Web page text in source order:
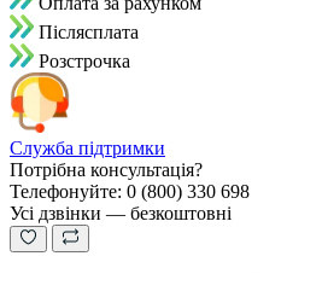
Пiслясплата
Розстрочка
Служба підтримки
Потрібна консультація?
Телефонуйте: 0 (800) 330 698
Усі дзвінки — безкоштовні